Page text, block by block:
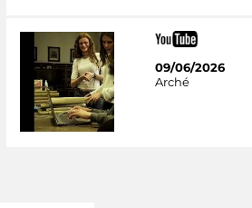
09/06/2026
Arché